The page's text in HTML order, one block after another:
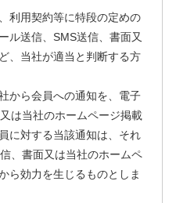
利用契約等に特段の定めの
ル送信、SMS送信、書面又
、当社が適当と判断する方
から会員への通知を、電子
は当社のホームページ掲載
に対する当該通知は、それ
、書面又は当社のホームペ
ら効力を生じるものとしま